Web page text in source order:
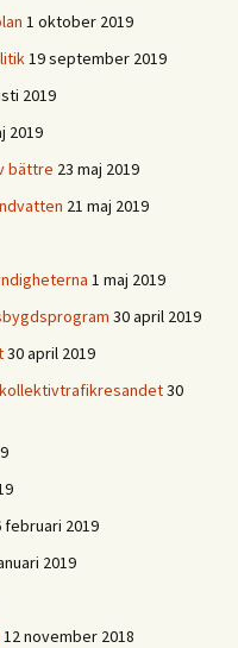
1 oktober 2019
19 september 2019
2019
2019
bättre 23 maj 2019
21 maj 2019
1 maj 2019
30 april 2019
30 april 2019
30
februari 2019
2019
12 november 2018